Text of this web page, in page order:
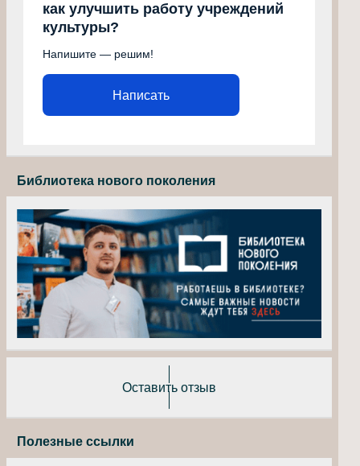
как улучшить работу учреждений
культуры?
Напишите — решим!
Написать
Библиотека нового поколения
Оставить отзыв
Полезные ссылки